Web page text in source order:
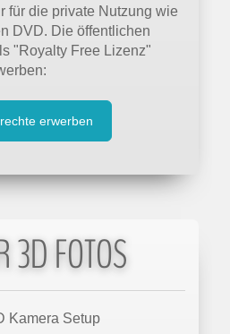
für die private Nutzung wie
DVD. Die öffentlichen
"Royalty Free Lizenz"
erwerben
3D FOTOS